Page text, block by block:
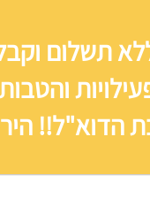
תשלום
הדוא"ל!!